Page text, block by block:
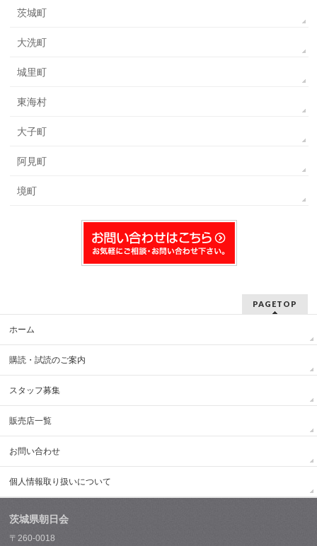
茨城町
大洗町
城里町
東海村
大子町
阿見町
境町
PAGETOP
ホーム
購読・試読のご案内
スタッフ募集
販売店一覧
お問い合わせ
個人情報取り扱いについて
茨城県朝日会
〒260-0018